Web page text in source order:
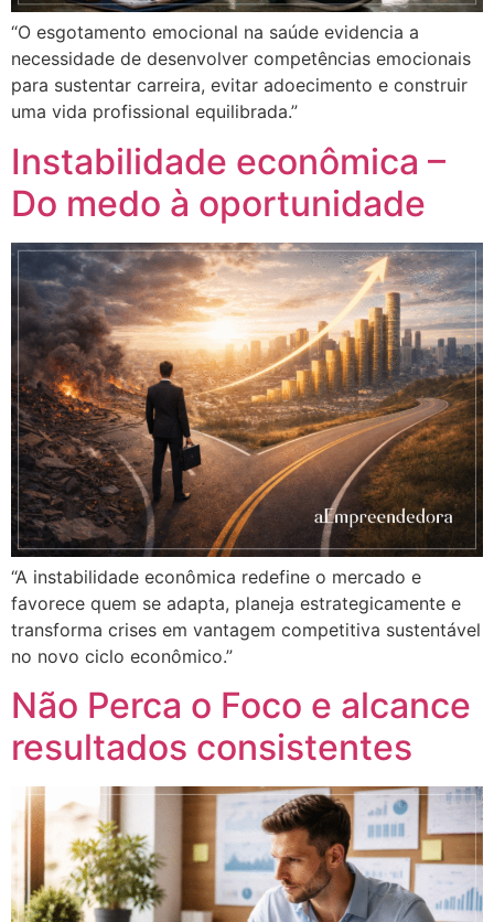
“O esgotamento emocional na saúde evidencia a
necessidade de desenvolver competências emocionais
para sustentar carreira, evitar adoecimento e construir
uma vida profissional equilibrada.”
Instabilidade econômica –
Do medo à oportunidade
“A instabilidade econômica redefine o mercado e
favorece quem se adapta, planeja estrategicamente e
transforma crises em vantagem competitiva sustentável
no novo ciclo econômico.”
Não Perca o Foco e alcance
resultados consistentes